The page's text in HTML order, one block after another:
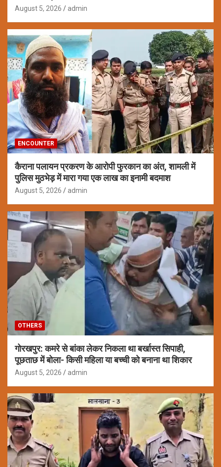
August 5, 2026 admin
ENCOUNTER
कैराना पलायन प्रकरण के आरोपी फुरकान का अंत, शामली में
पुलिस मुठभेड़ में मारा गया एक लाख का इनामी बदमाश
August 5, 2026 admin
OTHERS
गोरखपुर: कमरे से बांका लेकर निकला था बर्खास्त सिपाही,
पूछताछ में बोला- किसी महिला या बच्ची को बनाना था शिकार
August 5, 2026 admin